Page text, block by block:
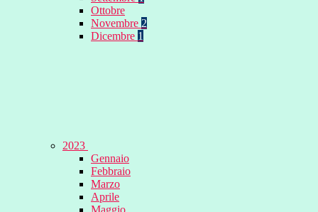
Ottobre
Novembre 2
Dicembre 1
2023
Gennaio
Febbraio
Marzo
Aprile